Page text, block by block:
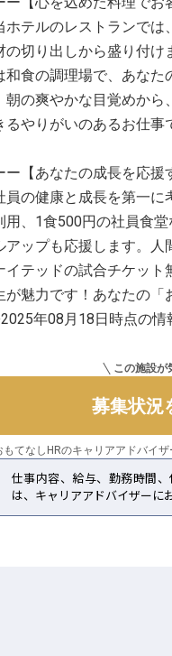
ホテルのレストランで
の切り出しから盛り付け
和食の調理場で、あな
朝の爽やかな目覚めか
るやりがいのあるお仕事
ー【あなたの成長を応援
員の健康と成長を第一に
用、1食500円の社員食
アップも応援します。
イテッドの試合チケット
が魅力です！あなたの「
年08月18日時点の情
この施設が
募集状況
もてなしHRのキャリアアドバイ
仕事内容、給与、勤務時間
は、キャリアアドバイザーに